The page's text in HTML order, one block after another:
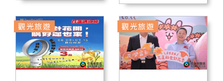
觀光旅遊 觀光旅遊